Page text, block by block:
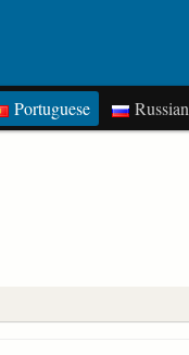
Portuguese Russian